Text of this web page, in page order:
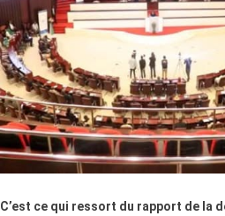
C’est ce qui ressort du rapport de la